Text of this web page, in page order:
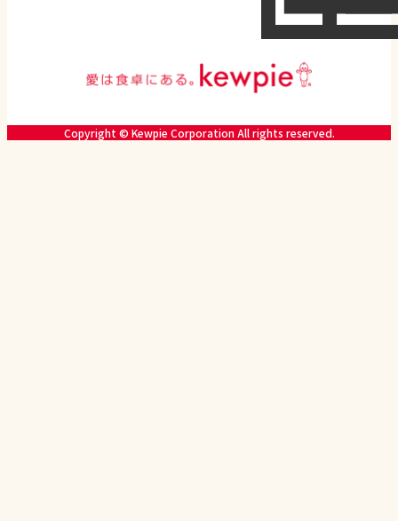
Copyright © Kewpie Corporation All rights reserved.